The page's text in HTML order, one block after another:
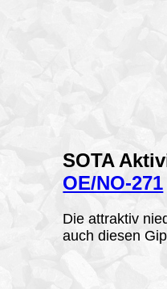
SOTA
OE/NO-271
Die attraktiv
auch diesen